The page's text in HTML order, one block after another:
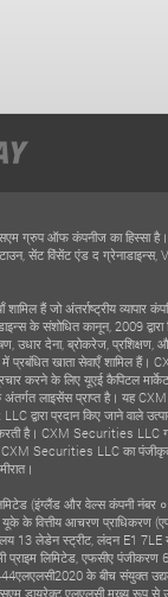
ग्रुप ऑफ कंपनीज का हिस्सा
सेंट विंसेंट एंड द
शामिल हैं जो अंतर्राष्ट्रीय
के संशोधित कानून, 2009 द्वारा
उधार देना, ब्रोकरेज,
में प्रबंधित खाता सेवाएँ शामिल हैं।
करने के लिए यूएई कैपिटल
लाइसेंस प्राप्त है। यह
द्वारा प्रदान किए जाने वाले
है। CXM Securities LLC
CXM Securities LLC का
(इंग्लैंड और वेल्स कंपनी
के वित्तीय आचरण प्राधिकरण
13 लेडेन स्ट्रीट, लंदन E1
प्राइम लिमिटेड, एफसीए
के बीच संयुक्त
डायरेक्ट एलएलसी मुख्य रूप से